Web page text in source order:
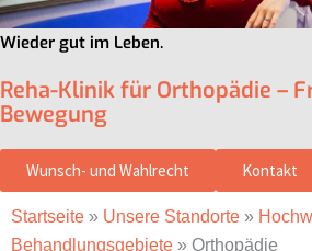
Wieder gut im Leben.
Reha-Klinik für Orthopädie –
Bewegung
Wunsch- und Wahlrecht Kontakt
Startseite » Unsere Standorte »
Behandlungsgebiete » Orthopädie